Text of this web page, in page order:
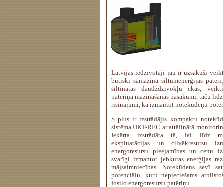
Latvijas iedzīvotāji jau ir uzsākuši
būtiski samazina siltumenerģijas
siltinātas daudzdzīvokļu ēkas,
patēriņa mazināšanas pasākumi, taču
risinājumi, kā izmantot notekūdeņu
S plus ir izstrādājis kompaktu
sistēma UKT-REC ar attālinātā
Iekārta izstrādāta tā, lai līdz
ekspluatācijas un cilvēkresursu
energoresursu pieejamības un cenu
svarīgi izmantot jebkuras enerģijas
mājsaimniecības. Notekūdens sevī
potenciālu, kuru nepieciešams
fosilo energoresursu patēriņu.